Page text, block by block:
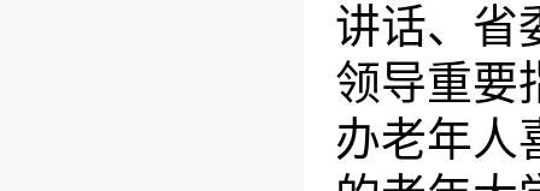
讲话、省
领导重要
办老年人